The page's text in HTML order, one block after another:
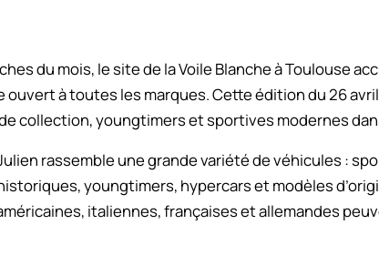
du mois, le site de la Voile Blanche à Toulouse
à toutes les marques. Cette édition du 26 avril
collection, youngtimers et sportives modernes
rassemble une grande variété de véhicules :
youngtimers, hypercars et modèles
italiennes, françaises et allemandes